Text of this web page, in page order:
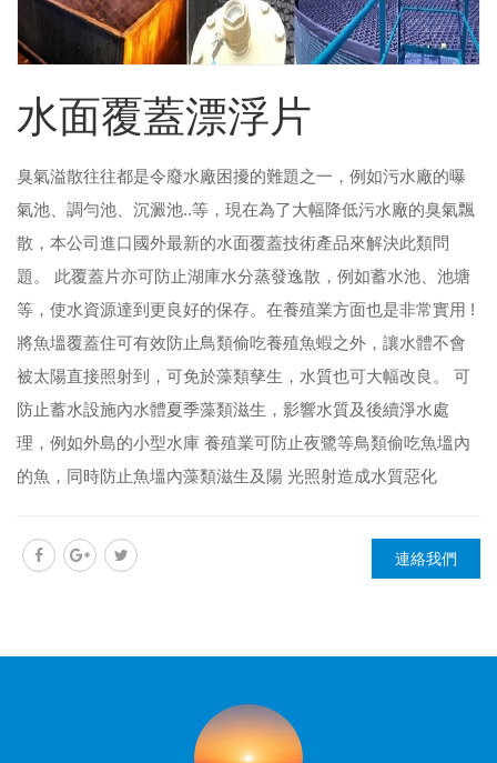
水面覆蓋漂浮片
臭氣溢散往往都是令廢水廠困擾的難題之一，例如污水廠的曝
氣池、調勻池、沉澱池..等，現在為了大幅降低污水廠的臭氣飄
散，本公司進口國外最新的水面覆蓋技術產品來解決此類問
題。 此覆蓋片亦可防止湖庫水分蒸發逸散，例如蓄水池、池塘
等，使水資源達到更良好的保存。在養殖業方面也是非常實用 !
將魚塭覆蓋住可有效防止鳥類偷吃養殖魚蝦之外，讓水體不會
被太陽直接照射到，可免於藻類孳生，水質也可大幅改良。 可
防止蓄水設施內水體夏季藻類滋生，影響水質及後續淨水處
理，例如外島的小型水庫 養殖業可防止夜鷺等鳥類偷吃魚塭內
的魚，同時防止魚塭內藻類滋生及陽 光照射造成水質惡化
連絡我們